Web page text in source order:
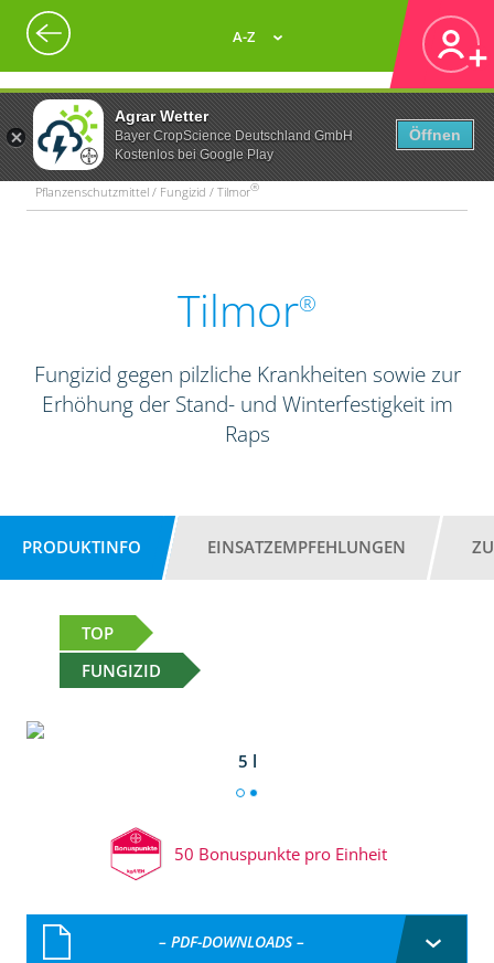
Agrar Wetter
Bayer CropScience Deutschland GmbH
Kostenlos bei Google Play
Öffnen
A-Z
Pflanzenschutzmittel / Fungizid / Tilmor®
Tilmor®
Fungizid gegen pilzliche Krankheiten sowie zur
Erhöhung der Stand- und Winterfestigkeit im
Raps
PRODUKTINFO EINSATZEMPFEHLUNGEN
TOP
FUNGIZID
5 l
50 Bonuspunkte pro Einheit
– PDF-DOWNLOADS –